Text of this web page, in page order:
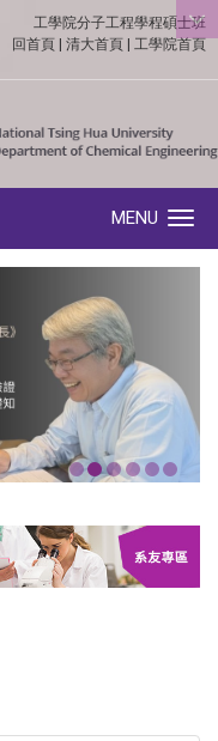
:::
工學院分子工程學程碩士班
回首頁
清大首頁 工學院首頁
MENU